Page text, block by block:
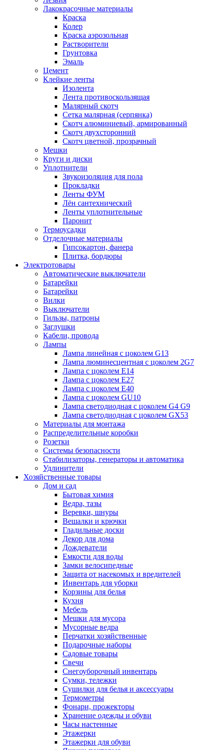
Лакокрасочные материалы
Краска
Колер
Краска аэрозольная
Растворители
Грунтовка
Эмаль
Цемент
Клейкие ленты
Изолента
Лента противоскользящая
Малярный скотч
Сетка малярная (серпянка)
Скотч алюминиевый, армированный
Скотч двухсторонний
Скотч цветной, прозрачный
Мешки
Круги и диски
Уплотнители
Звукоизоляция для пола
Прокладки
Ленты ФУМ
Лён сантехнический
Ленты уплотнительные
Паронит
Термоусадки
Отделочные материалы
Гипсокартон, фанера
Плитка, бордюры
Электротовары
Автоматические выключатели
Батарейки
Батарейки
Вилки
Выключатели
Гильзы, патроны
Заглушки
Кабели, провода
Лампы
Лампа линейная с цоколем G13
Лампа люминесцентная с цоколем 2G7
Лампа с цоколем E14
Лампа с цоколем E27
Лампа с цоколем E40
Лампа с цоколем GU10
Лампа светодиодная с цоколем G4 G9
Лампа светодиодная с цоколем GX53
Материалы для монтажа
Распределительные коробки
Розетки
Системы безопасности
Стабилизаторы, генераторы и автоматика
Удлинители
Хозяйственные товары
Дом и сад
Бытовая химия
Ведра, тазы
Веревки, шнуры
Вешалки и крючки
Гладильные доски
Декор для дома
Дождеватели
Емкости для воды
Замки велосипедные
Защита от насекомых и вредителей
Инвентарь для уборки
Корзины для белья
Кухня
Мебель
Мешки для мусора
Мусорные ведра
Перчатки хозяйственные
Подарочные наборы
Садовые товары
Свечи
Снегоуборочный инвентарь
Сумки, тележки
Сушилки для белья и аксессуары
Термометры
Фонари, прожекторы
Хранение одежды и обуви
Часы настенные
Этажерки
Этажерки для обуви